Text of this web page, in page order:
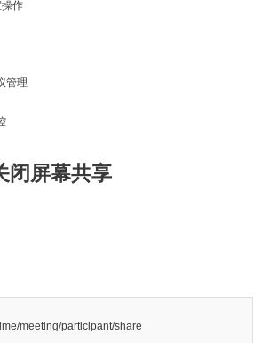
作
管理
闭屏幕共享
meeting/participant/share